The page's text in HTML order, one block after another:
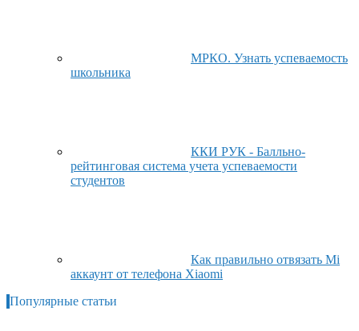
МРКО. Узнать успеваемость
школьника
ККИ РУК - Балльно-
рейтинговая система учета успеваемости
студентов
Как правильно отвязать Mi
аккаунт от телефона Xiaomi
Популярные статьи